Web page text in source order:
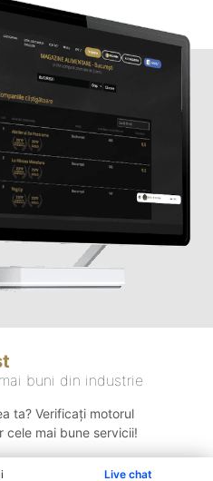
Live chat
buni din industrie
ta? Verificați motorul
cele mai bune servicii!